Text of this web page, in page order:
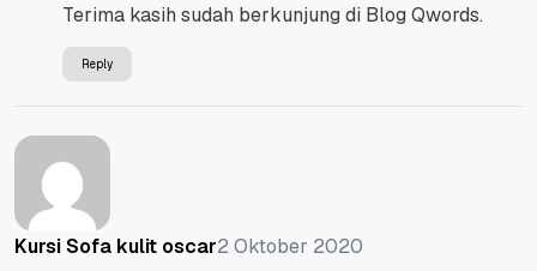
Terima kasih sudah berkunjung di Blog Qwords.
Reply
Kursi Sofa kulit oscar2 Oktober 2020